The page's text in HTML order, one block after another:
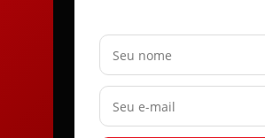
Seu nome
Seu e-mail